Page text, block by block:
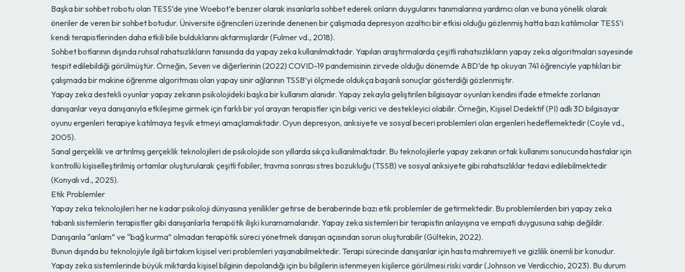
Başka bir sohbet robotu olan TESS’de yine Woebot’e benzer olarak insanlarla sohbet ederek onların duygularını tanımalarına yardımcı olan ve buna yönelik olarak
öneriler de veren bir sohbet botudur. Üniversite öğrencileri üzerinde denenen bir çalışmada depresyon azaltıcı bir etkisi olduğu gözlenmiş hatta bazı katılımcılar TESS’i
kendi terapistlerinden daha etkili bile bulduklarını aktarmışlardır (Fulmer vd., 2018).
Sohbet botlarının dışında ruhsal rahatsızlıkların tanısında da yapay zeka kullanılmaktadır. Yapılan araştırmalarda çeşitli rahatsızlıkların yapay zeka algoritmaları sayesinde
tespit edilebildiği görülmüştür. Örneğin, Seven ve diğerlerinin (2022) COVID-19 pandemisinin zirvede olduğu dönemde ABD’de tıp okuyan 741 öğrenciyle yaptıkları bir
çalışmada bir makine öğrenme algoritması olan yapay sinir ağlarının TSSB’yi ölçmede oldukça başarılı sonuçlar gösterdiği gözlenmiştir.
Yapay zeka destekli oyunlar yapay zekanın psikolojideki başka bir kullanım alanıdır. Yapay zekayla geliştirilen bilgisayar oyunları kendini ifade etmekte zorlanan
danışanlar veya danışanıyla etkileşime girmek için farklı bir yol arayan terapistler için bilgi verici ve destekleyici olabilir. Örneğin, Kişisel Dedektif (PI) adlı 3D bilgisayar
oyunu ergenleri terapiye katılmaya teşvik etmeyi amaçlamaktadır. Oyun depresyon, anksiyete ve sosyal beceri problemleri olan ergenleri hedeflemektedir (Coyle vd.,
2005).
Sanal gerçeklik ve artırılmış gerçeklik teknolojileri de psikolojide son yıllarda sıkça kullanılmaktadır. Bu teknolojilerle yapay zekanın ortak kullanımı sonucunda hastalar için
kontrollü kişiselleştirilmiş ortamlar oluşturularak çeşitli fobiler, travma sonrası stres bozukluğu (TSSB) ve sosyal anksiyete gibi rahatsızlıklar tedavi edilebilmektedir
(Konyalı vd., 2025).
Etik Problemler
Yapay zeka teknolojileri her ne kadar psikoloji dünyasına yenilikler getirse de beraberinde bazı etik problemler de getirmektedir. Bu problemlerden biri yapay zeka
tabanlı sistemlerin terapistler gibi danışanlarla terapötik ilişki kuramamalarıdır. Yapay zeka sistemleri bir terapistin anlayışına ve empati duygusuna sahip değildir.
Danışanla “anlam” ve “bağ kurma” olmadan terapötik süreci yönetmek danışan açısından sorun oluşturabilir (Gültekin, 2022).
Bunun dışında bu teknolojiyle ilgili birtakım kişisel veri problemleri yaşanabilmektedir. Terapi sürecinde danışanlar için hasta mahremiyeti ve gizlilik önemli bir konudur.
Yapay zeka sistemlerinde büyük miktarda kişisel bilginin depolandığı için bu bilgilerin istenmeyen kişilerce görülmesi riski vardır (Johnson ve Verdicchio, 2023). Bu durum